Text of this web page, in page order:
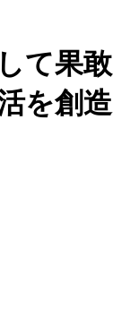
て果敢
を創造